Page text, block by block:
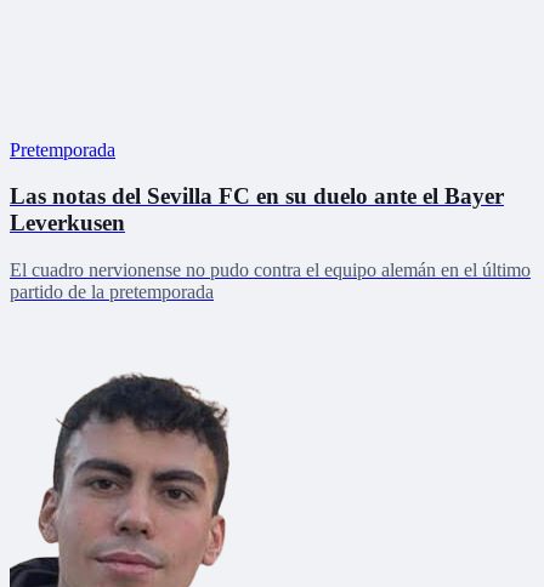
Pretemporada
Las notas del Sevilla FC en su duelo ante el Bayer
Leverkusen
El cuadro nervionense no pudo contra el equipo alemán en el último
partido de la pretemporada